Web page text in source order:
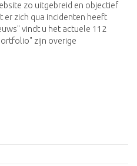
zo uitgebreid en objectief
zich qua incidenten heeft
vindt u het actuele 112
zijn overige